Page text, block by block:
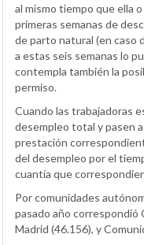
al mismo tiempo que ella
primeras semanas de
de parto natural (en caso
a estas seis semanas lo
contempla también la
permiso.
Cuando las trabajadoras
desempleo total y pasen
prestación
del desempleo por el
cuantía que
Por comunidades
pasado año correspondió
Madrid (46.156), y